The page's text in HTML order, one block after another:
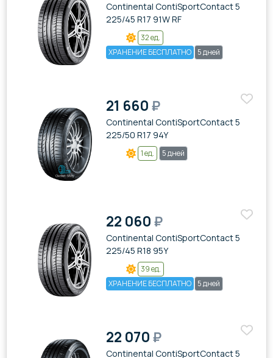
Continental ContiSportContact 5
225/45 R17 91W RF
32 ед.
ХРАНЕНИЕ БЕСПЛАТНО
5 дней
21 660₽
Continental ContiSportContact 5
225/50 R17 94Y
1 ед. 5 дней
22 060₽
Continental ContiSportContact 5
225/45 R18 95Y
39 ед.
ХРАНЕНИЕ БЕСПЛАТНО
5 дней
22 070₽
Continental ContiSportContact 5